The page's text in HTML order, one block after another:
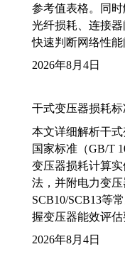
参考值表格。同
光纤损耗、连接
快速判断网络性能
2026年8月4日
干式变压器损耗
本文详细解析干
国家标准（GB/T
变压器损耗计算
法，并附电力变
SCB10/SCB13等
握变压器能效评估
2026年8月4日